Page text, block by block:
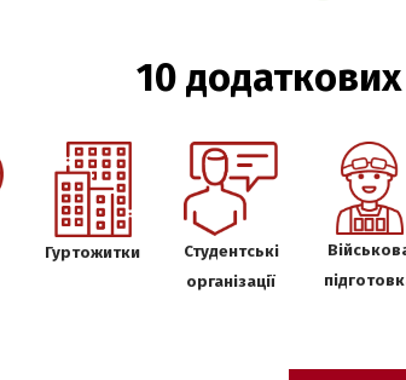
10
Гуртожитки
Студентські
організації